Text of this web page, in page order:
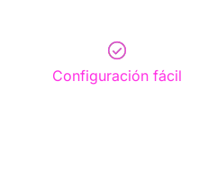
Solicitar
Configuración fácil